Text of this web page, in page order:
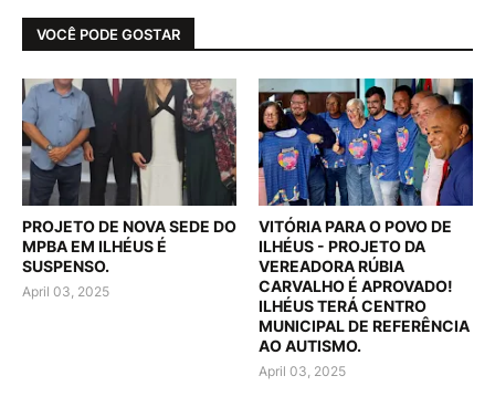
VOCÊ PODE GOSTAR
PROJETO DE NOVA SEDE DO
MPBA EM ILHÉUS É
SUSPENSO.
April 03, 2025
VITÓRIA PARA O POVO DE
ILHÉUS - PROJETO DA
VEREADORA RÚBIA
CARVALHO É APROVADO!
ILHÉUS TERÁ CENTRO
MUNICIPAL DE REFERÊNCIA
AO AUTISMO.
April 03, 2025